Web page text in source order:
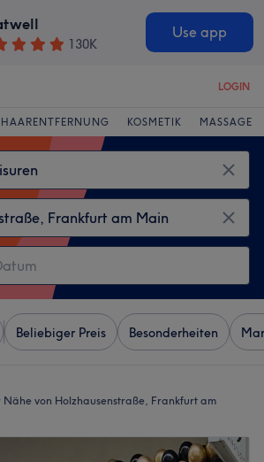
130K
Use app
LOGIN
HAARENTFERNUNG KOSMETIK MASSAGE
Beliebiger Preis Besonderheiten
Nähe von Holzhausenstraße, Frankfurt am